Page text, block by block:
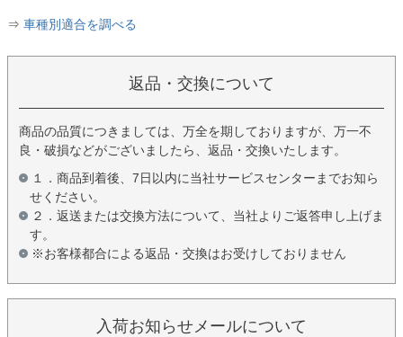
⇒ 車種別適合を調べる
返品・交換について
商品の品質につきましては、万全を期しておりますが、万一不
良・破損などがございましたら、返品・交換いたします。
１．商品到着後、7日以内に当社サービスセンターまでお知ら
せください。
２．返送または交換方法について、当社よりご返答申し上げま
す。
※お客様都合による返品・交換はお受けしておりません
入荷お知らせメールについて